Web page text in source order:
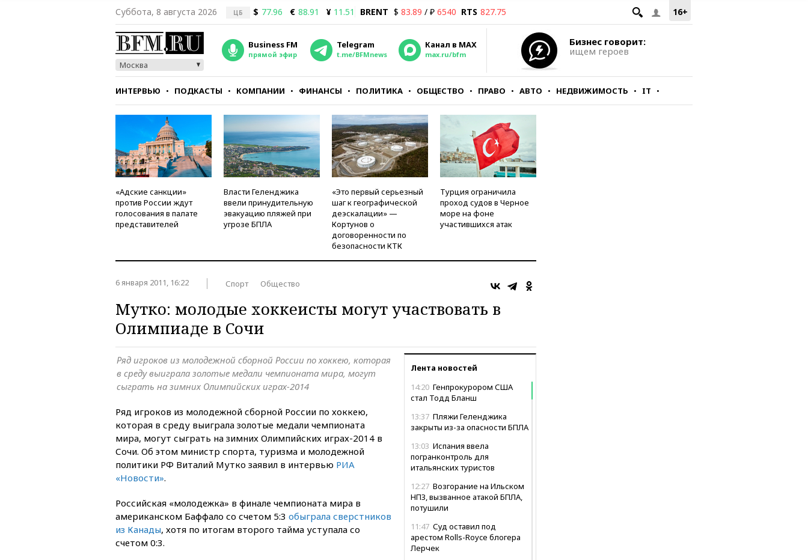
16+
Суббота, 8 августа 2026 ЦБ $ 77.96 € 88.91 ¥ 11.51 BRENT $ 83.89 / ₽ 6540 RTS 827.75
Москва
Business FM
прямой эфир
Telegram
t.me/BFMnews
Канал в MAX
max.ru/bfm
Бизнес говорит:
ищем героев
ИНТЕРВЬЮ ПОДКАСТЫ КОМПАНИИ ФИНАНСЫ ПОЛИТИКА ОБЩЕСТВО ПРАВО АВТО НЕДВИЖИМОСТЬ IT
СТИЛЬ ТЕСТЫ
«Адские санкции»
против России ждут
голосования в палате
представителей
Власти Геленджика
ввели принудительную
эвакуацию пляжей при
угрозе БПЛА
«Это первый серьезный
шаг к географической
деэскалации» —
Кортунов о
договоренности по
безопасности КТК
Турция ограничила
проход судов в Черное
море на фоне
участившихся атак
6 января 2011, 16:22 Спорт Общество
Мутко: молодые хоккеисты могут участвовать в
Олимпиаде в Сочи
Лента новостей
14:20 Генпрокурором США
стал Тодд Бланш
13:37 Пляжи Геленджика
закрыты из-за опасности БПЛА
13:03 Испания ввела
погранконтроль для
итальянских туристов
12:27 Возгорание на Ильском
НПЗ, вызванное атакой БПЛА,
потушили
11:47 Суд оставил под
арестом Rolls-Royce блогера
Лерчек
Ряд игроков из молодежной сборной России по хоккею, которая
в среду выиграла золотые медали чемпионата мира, могут
сыграть на зимних Олимпийских играх-2014
Ряд игроков из молодежной сборной России по хоккею,
которая в среду выиграла золотые медали чемпионата
мира, могут сыграть на зимних Олимпийских играх-2014 в
Сочи. Об этом министр спорта, туризма и молодежной
политики РФ Виталий Мутко заявил в интервью РИА
«Новости».
Российская «молодежка» в финале чемпионата мира в
американском Баффало со счетом 5:3 обыграла сверстников
из Канады, хотя по итогам второго тайма уступала со
счетом 0:3.